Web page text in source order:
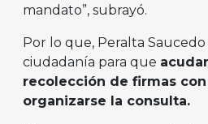
mandato”, subrayó.
Por lo que, Peralta
ciudadanía para que
recolección de firmas
organizarse la consulta.